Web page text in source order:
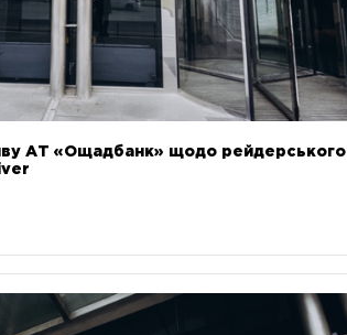
АТ «Ощадбанк» щодо рейдерського